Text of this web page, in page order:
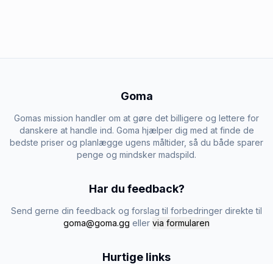
Goma
Gomas mission handler om at gøre det billigere og lettere for
danskere at handle ind. Goma hjælper dig med at finde de
bedste priser og planlægge ugens måltider, så du både sparer
penge og mindsker madspild.
Har du feedback?
Send gerne din feedback og forslag til forbedringer direkte til
goma@goma.gg eller via formularen
Hurtige links